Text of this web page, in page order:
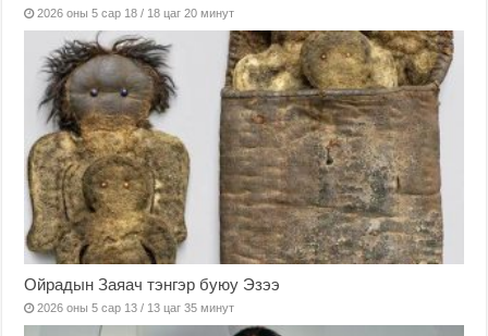
2026 оны 5 сар 18 / 18 цаг 20 минут
Ойрадын Заяач тэнгэр буюу Эзээ
2026 оны 5 сар 13 / 13 цаг 35 минут